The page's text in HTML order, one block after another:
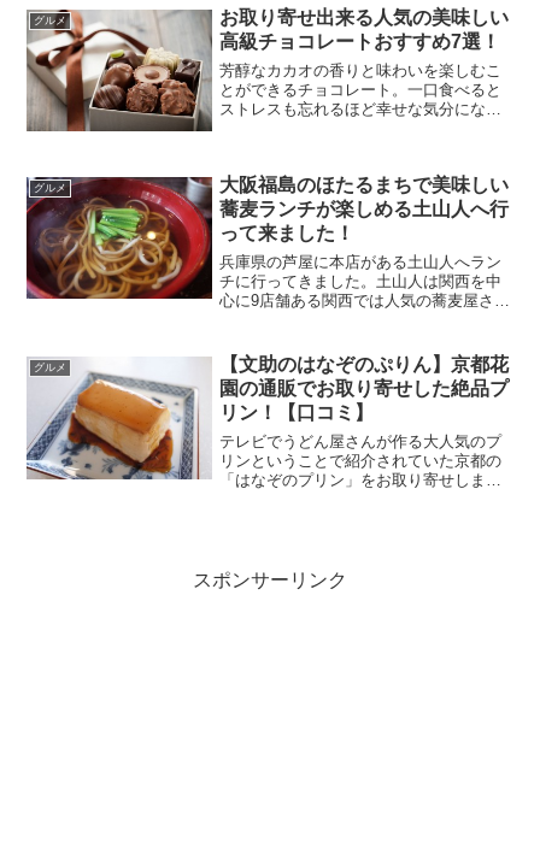
番洋食メニューランチが楽しめる老舗の
洋食屋さんがいっぱいあり...
グルメ
お取り寄せ出来る人気の美味しい
高級チョコレートおすすめ7選！
芳醇なカカオの香りと味わいを楽しむこ
とができるチョコレート。一口食べると
ストレスも忘れるほど幸せな気分になれ
ッシュなどはまた一味違う...
グルメ
大阪福島のほたるまちで美味しい
蕎麦ランチが楽しめる土山人へ行
って来ました！
兵庫県の芦屋に本店がある土山人へラン
チに行ってきました。土山人は関西を中
心に9店舗ある関西では人気の蕎麦屋さん
けど、蕎麦と一緒にお惣菜小鉢とかも一
緒に食べたい時は「土...
グルメ
【文助のはなぞのぷりん】京都花
園の通販でお取り寄せした絶品プ
リン！【口コミ】
テレビでうどん屋さんが作る大人気のプ
リンということで紹介されていた京都の
「はなぞのプリン」をお取り寄せしまし
スポンサーリンク